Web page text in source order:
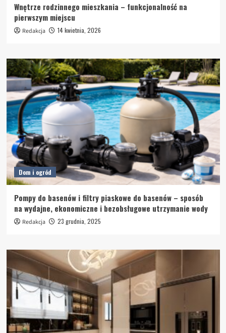
Wnętrze rodzinnego mieszkania – funkcjonalność na
pierwszym miejscu
Redakcja 14 kwietnia, 2026
Dom i ogród
Pompy do basenów i filtry piaskowe do basenów – sposób
na wydajne, ekonomiczne i bezobsługowe utrzymanie wody
Redakcja 23 grudnia, 2025